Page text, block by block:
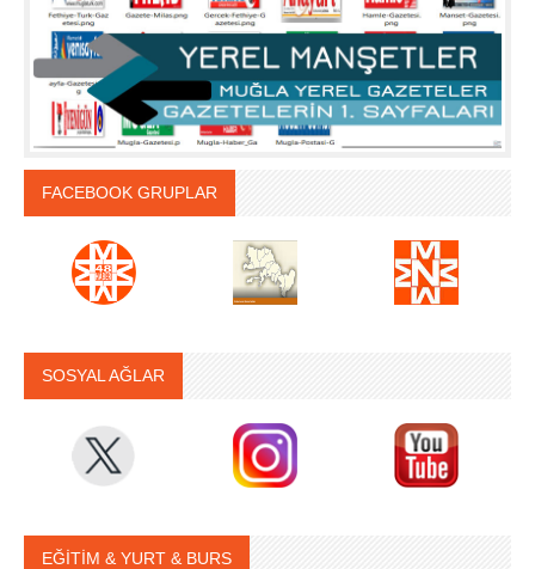
FACEBOOK GRUPLAR
SOSYAL AĞLAR
EĞİTİM & YURT & BURS